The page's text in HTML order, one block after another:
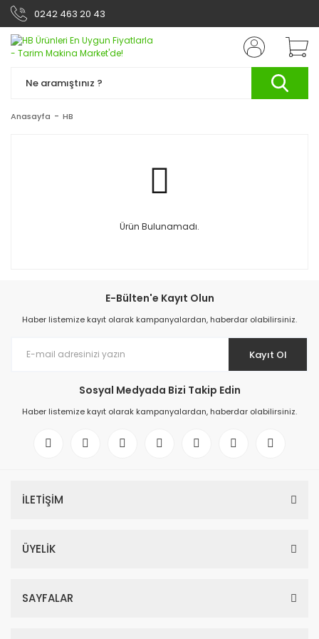
0242 463 20 43
Anasayfa HB
Ürün Bulunamadı.
E-Bülten'e Kayıt Olun
Haber listemize kayıt olarak kampanyalardan, haberdar olabilirsiniz.
Kayıt Ol
Sosyal Medyada Bizi Takip Edin
Haber listemize kayıt olarak kampanyalardan, haberdar olabilirsiniz.
İLETİŞİM
ÜYELİK
SAYFALAR